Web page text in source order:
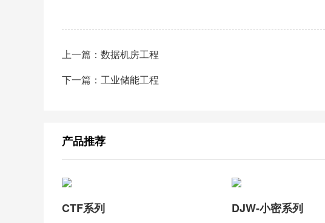
上一篇： 数据机房工程
下一篇： 工业储能工程
产品推荐
CTF系列 DJW-小密系列